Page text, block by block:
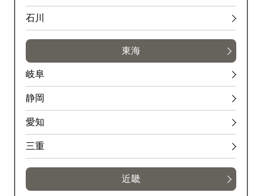
石川
東海
岐阜
静岡
愛知
三重
近畿